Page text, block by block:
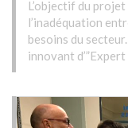
L’objectif du
l’inadéquation
besoins du
innovant